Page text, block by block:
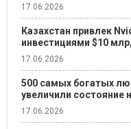
17.06.2026
Казахстан привлек
инвестициями $10
17.06.2026
500 самых богатых
увеличили состояние
17.06.2026